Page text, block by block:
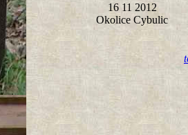
16 11 2012
Okolice Cybulic